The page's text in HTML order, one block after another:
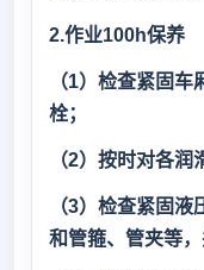
2.作业100h保养
（1）检查紧固
栓；
（2）按时对各润
（3）检查紧固
和管箍、管夹等，